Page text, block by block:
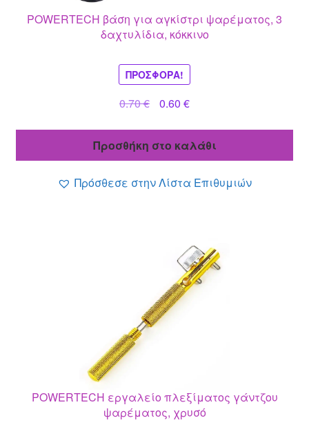
POWERTECH βάση για αγκίστρι ψαρέματος, 3
δαχτυλίδια, κόκκινο
ΠΡΟΣΦΟΡΆ!
0.70€
Original
0.70 €.
0.60 €Η
είναι:
Προσθήκη στο καλάθι
Πρόσθεσε στην Λίστα Επιθυμιών
POWERTECH εργαλείο πλεξίματος γάντζου
ψαρέματος, χρυσό